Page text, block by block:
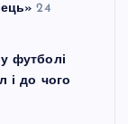
24
футболі
і до чого